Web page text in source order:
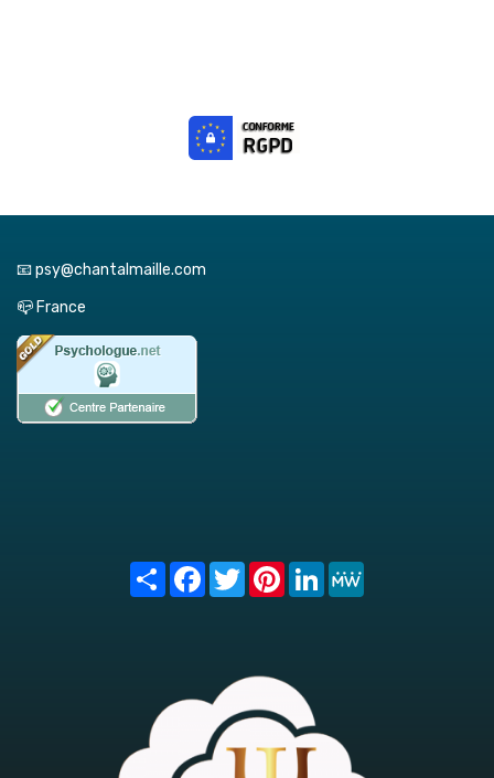
📧 psy@chantalmaille.com
📪 France
Share FacebookTwitterPinterest
LinkedIn